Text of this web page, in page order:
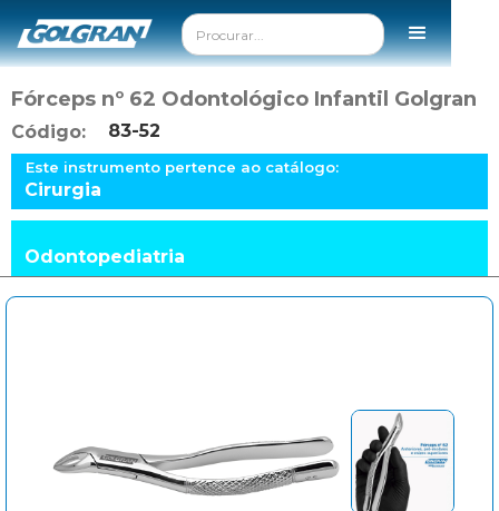
Fórceps nº 62 Odontológico Infantil Golgran
Código: 83-52
Este instrumento pertence ao catálogo:
Cirurgia
Odontopediatria